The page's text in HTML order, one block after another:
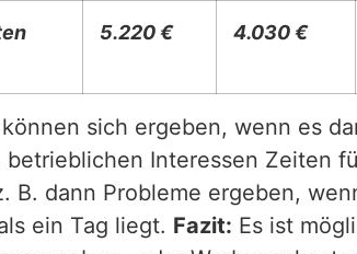
5.220 € 4.030 €
sich ergeben, wenn es
betrieblichen Interessen Zeiten
B. dann Probleme ergeben,
ein Tag liegt. Fazit: Es ist